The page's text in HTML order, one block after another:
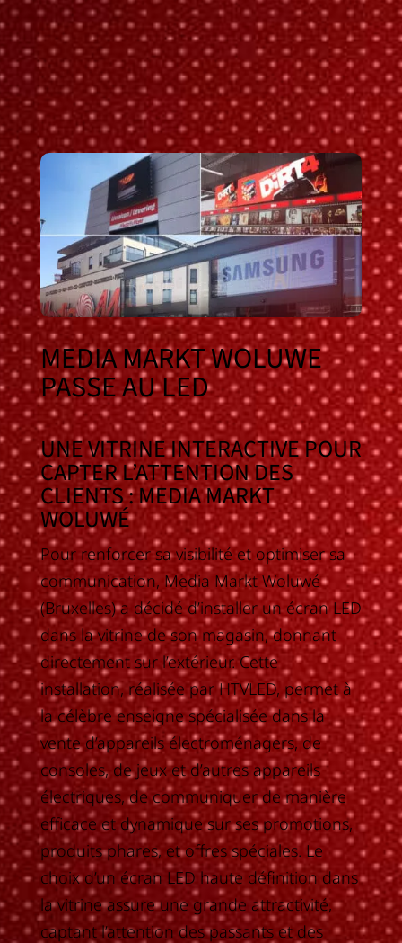
MEDIA MARKT WOLUWE
PASSE AU LED
UNE VITRINE INTERACTIVE POUR
CAPTER L’ATTENTION DES
CLIENTS : MEDIA MARKT
WOLUWÉ
Pour renforcer sa visibilité et optimiser sa
communication, Media Markt Woluwé
(Bruxelles) a décidé d’installer un écran LED
dans la vitrine de son magasin, donnant
directement sur l’extérieur. Cette
installation, réalisée par HTVLED, permet à
la célèbre enseigne spécialisée dans la
vente d’appareils électroménagers, de
consoles, de jeux et d’autres appareils
électriques, de communiquer de manière
efficace et dynamique sur ses promotions,
produits phares, et offres spéciales. Le
choix d’un écran LED haute définition dans
la vitrine assure une grande attractivité,
captant l’attention des passants et des